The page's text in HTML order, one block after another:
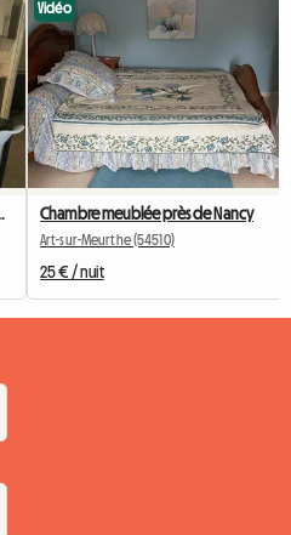
Vidéo
Chambre meublée près de Nancy
Art-sur-Meurthe (54510)
25 € / nuit